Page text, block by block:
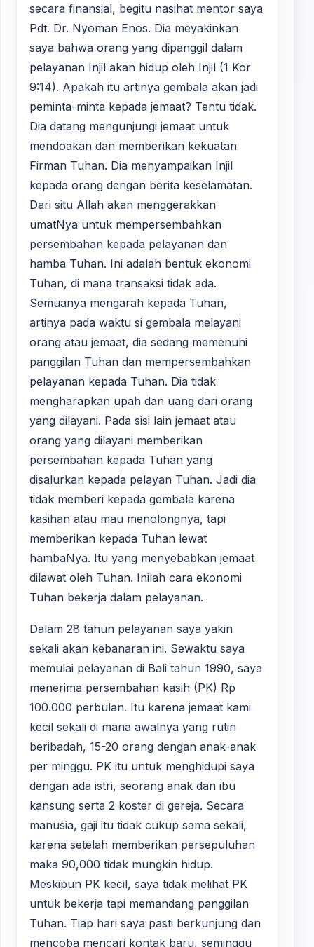
secara finansial, begitu nasihat mentor saya
Pdt. Dr. Nyoman Enos. Dia meyakinkan
saya bahwa orang yang dipanggil dalam
pelayanan Injil akan hidup oleh Injil (1 Kor
9:14). Apakah itu artinya gembala akan jadi
peminta-minta kepada jemaat? Tentu tidak.
Dia datang mengunjungi jemaat untuk
mendoakan dan memberikan kekuatan
Firman Tuhan. Dia menyampaikan Injil
kepada orang dengan berita keselamatan.
Dari situ Allah akan menggerakkan
umatNya untuk mempersembahkan
persembahan kepada pelayanan dan
hamba Tuhan. Ini adalah bentuk ekonomi
Tuhan, di mana transaksi tidak ada.
Semuanya mengarah kepada Tuhan,
artinya pada waktu si gembala melayani
orang atau jemaat, dia sedang memenuhi
panggilan Tuhan dan mempersembahkan
pelayanan kepada Tuhan. Dia tidak
mengharapkan upah dan uang dari orang
yang dilayani. Pada sisi lain jemaat atau
orang yang dilayani memberikan
persembahan kepada Tuhan yang
disalurkan kepada pelayan Tuhan. Jadi dia
tidak memberi kepada gembala karena
kasihan atau mau menolongnya, tapi
memberikan kepada Tuhan lewat
hambaNya. Itu yang menyebabkan jemaat
dilawat oleh Tuhan. Inilah cara ekonomi
Tuhan bekerja dalam pelayanan.
Dalam 28 tahun pelayanan saya yakin
sekali akan kebanaran ini. Sewaktu saya
memulai pelayanan di Bali tahun 1990, saya
menerima persembahan kasih (PK) Rp
100.000 perbulan. Itu karena jemaat kami
kecil sekali di mana awalnya yang rutin
beribadah, 15-20 orang dengan anak-anak
per minggu. PK itu untuk menghidupi saya
dengan ada istri, seorang anak dan ibu
kansung serta 2 koster di gereja. Secara
manusia, gaji itu tidak cukup sama sekali,
karena setelah memberikan persepuluhan
maka 90,000 tidak mungkin hidup.
Meskipun PK kecil, saya tidak melihat PK
untuk bekerja tapi memandang panggilan
Tuhan. Tiap hari saya pasti berkunjung dan
mencoba mencari kontak baru, seminggu